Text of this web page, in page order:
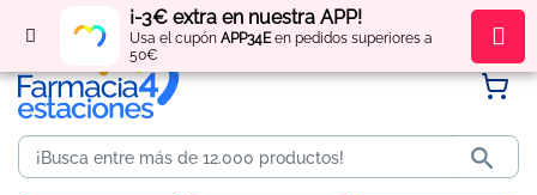
¡-3€ extra en nuestra APP!
Usa el cupón APP34Een pedidos superiores a
50€
Regístratey obténpuntos por tus compras
